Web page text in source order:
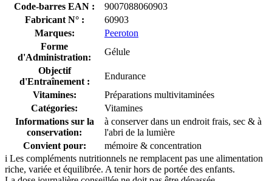
Code-barres EAN :
9007088060903
Fabricant N° :
60903
Marques:
Peeroton
Forme
d'Administration:
Gélule
Objectif
d'Entraînement :
Endurance
Vitamines:
Préparations multivitaminées
Catégories:
Vitamines
Informations sur la
conservation:
à conserver dans un endroit frais, sec & à
l'abri de la lumière
Convient pour:
mémoire & concentration
i Les compléments nutritionnels ne remplacent pas une alimentation
riche, variée et équilibrée. A tenir hors de portée des enfants.